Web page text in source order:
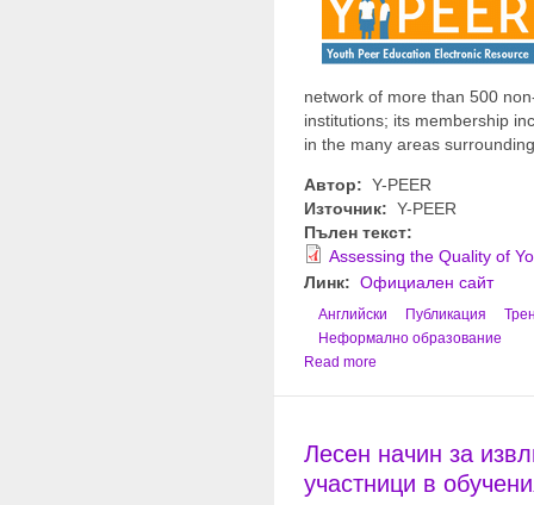
network of more than 500
institutions; its membership
in the many areas
Автор: Y-PEER
Източник: Y-PEER
Пълен текст:
Assessing the Quality of
Линк: Официален сайт
Английски Публикация
Неформално образование
Read more
Лесен начин за
участници в